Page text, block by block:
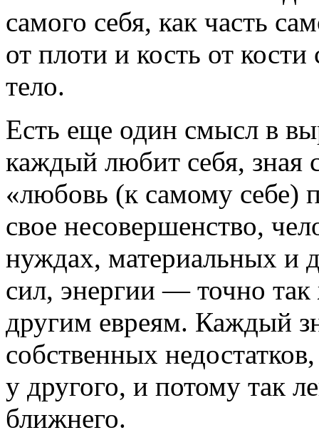
самого себя, как часть
от плоти и кость от
тело.
Есть еще один смысл в
каждый любит себя, зная
«любовь (к самому себе)
свое несовершенство,
нуждах, материальных и
сил, энергии — точно так
другим евреям. Каждый
собственных
у другого, и потому так
ближнего.